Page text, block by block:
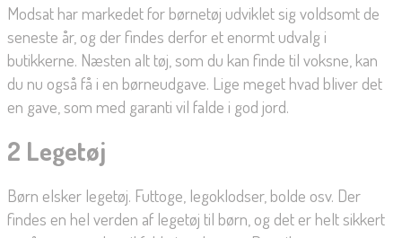
Modsat har markedet for børnetøj udviklet sig voldsomt de
seneste år, og der findes derfor et enormt udvalg i
butikkerne. Næsten alt tøj, som du kan finde til voksne, kan
du nu også få i en børneudgave. Lige meget hvad bliver det
en gave, som med garanti vil falde i god jord.
2 Legetøj
Børn elsker legetøj. Futtoge, legoklodser, bolde osv. Der
findes en hel verden af legetøj til børn, og det er helt sikkert